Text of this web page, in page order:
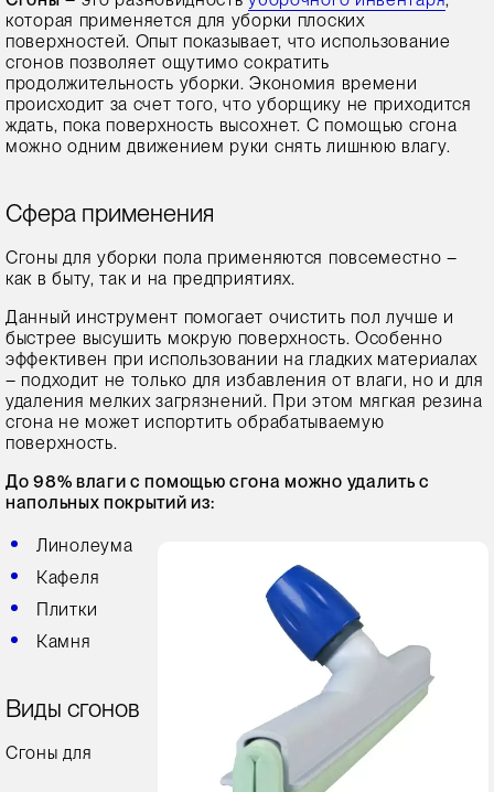
которая применяется для уборки плоских
поверхностей. Опыт показывает, что использование
сгонов позволяет ощутимо сократить
продолжительность уборки. Экономия времени
происходит за счет того, что уборщику не приходится
ждать, пока поверхность высохнет. С помощью сгона
можно одним движением руки снять лишнюю влагу.
Сфера применения
Сгоны для уборки пола применяются повсеместно –
как в быту, так и на предприятиях.
Данный инструмент помогает очистить пол лучше и
быстрее высушить мокрую поверхность. Особенно
эффективен при использовании на гладких материалах
– подходит не только для избавления от влаги, но и для
удаления мелких загрязнений. При этом мягкая резина
сгона не может испортить обрабатываемую
поверхность.
До 98% влаги с помощью сгона можно удалить с
напольных покрытий из:
Линолеума
Кафеля
Плитки
Камня
Виды сгонов
Сгоны для